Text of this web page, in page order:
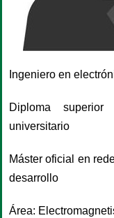
Ingeniero en
Diploma
universitario
Máster oficial en
desarrollo
Área: